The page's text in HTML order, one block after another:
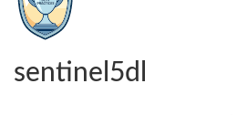
sentinel5dl